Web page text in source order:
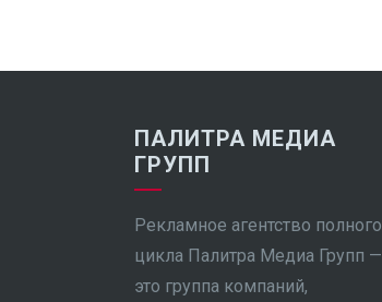
ПАЛИТРА МЕДИА
ГРУПП
Рекламное агентство полного
цикла Палитра Медиа Групп —
это группа компаний,